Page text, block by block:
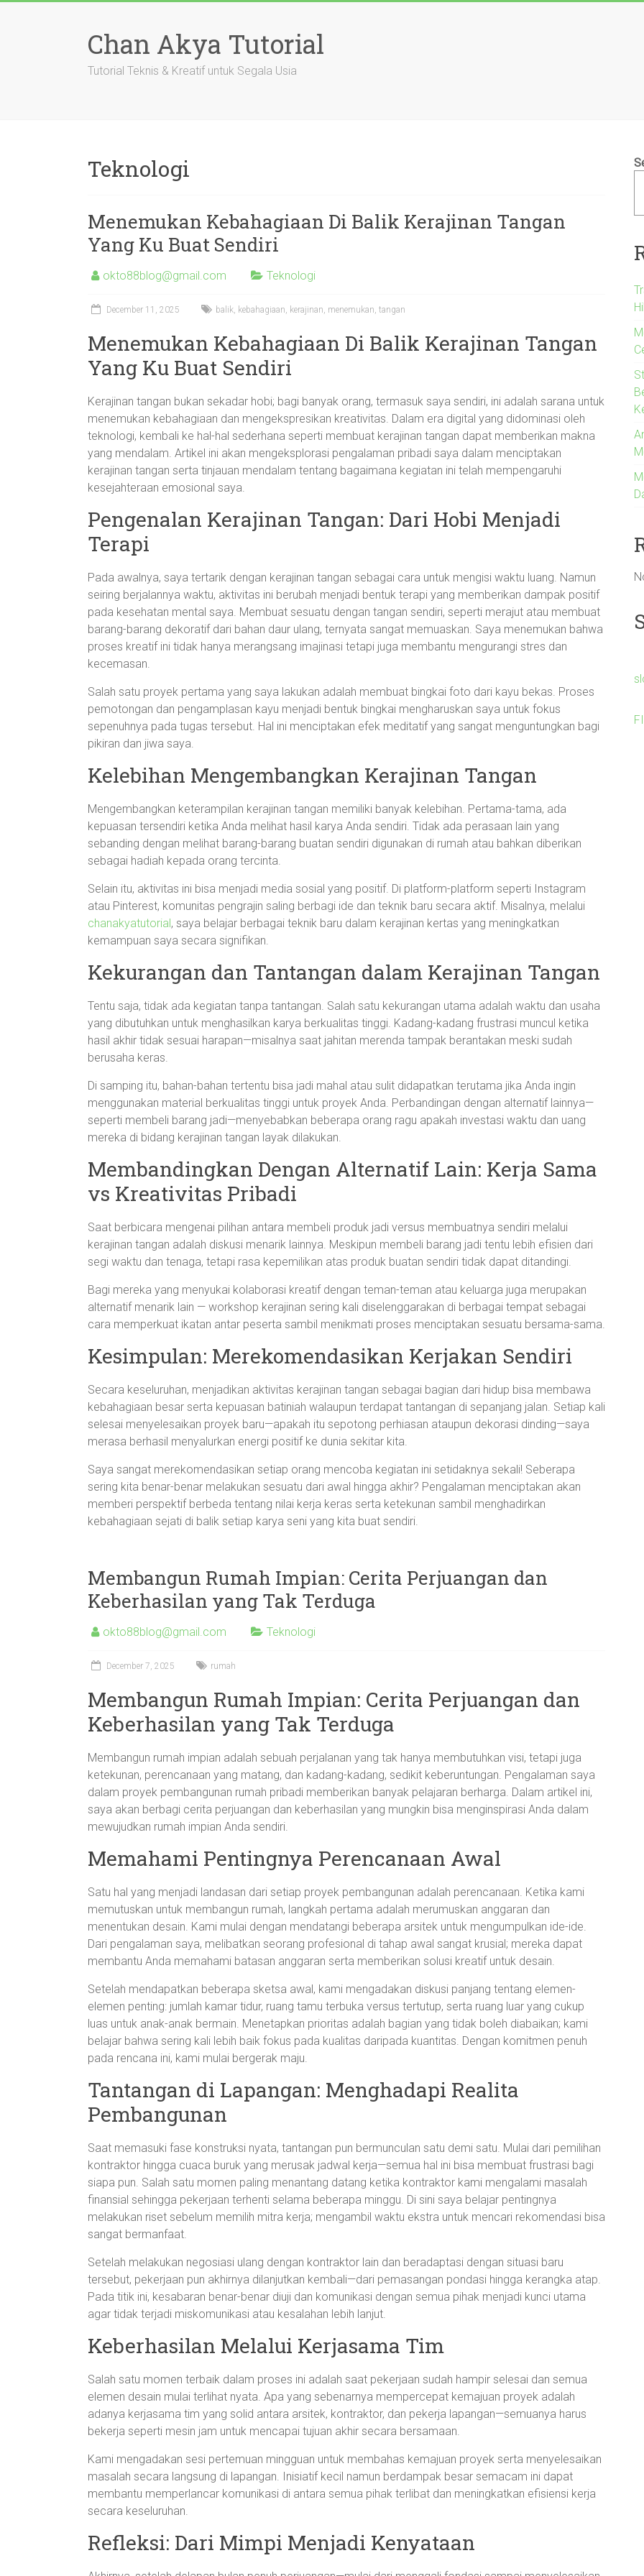
Chan Akya Tutorial
Tutorial Teknis & Kreatif untuk Segala Usia
Teknologi
Menemukan Kebahagiaan Di Balik Kerajinan Tangan
Yang Ku Buat Sendiri
okto88blog@gmail.com Teknologi
December 11, 2025 balik, kebahagiaan, kerajinan, menemukan, tangan
Menemukan Kebahagiaan Di Balik Kerajinan Tangan
Yang Ku Buat Sendiri
Kerajinan tangan bukan sekadar hobi; bagi banyak orang, termasuk saya sendiri, ini adalah sarana untuk
menemukan kebahagiaan dan mengekspresikan kreativitas. Dalam era digital yang didominasi oleh
teknologi, kembali ke hal-hal sederhana seperti membuat kerajinan tangan dapat memberikan makna
yang mendalam. Artikel ini akan mengeksplorasi pengalaman pribadi saya dalam menciptakan
kerajinan tangan serta tinjauan mendalam tentang bagaimana kegiatan ini telah mempengaruhi
kesejahteraan emosional saya.
Pengenalan Kerajinan Tangan: Dari Hobi Menjadi
Terapi
Pada awalnya, saya tertarik dengan kerajinan tangan sebagai cara untuk mengisi waktu luang. Namun
seiring berjalannya waktu, aktivitas ini berubah menjadi bentuk terapi yang memberikan dampak positif
pada kesehatan mental saya. Membuat sesuatu dengan tangan sendiri, seperti merajut atau membuat
barang-barang dekoratif dari bahan daur ulang, ternyata sangat memuaskan. Saya menemukan bahwa
proses kreatif ini tidak hanya merangsang imajinasi tetapi juga membantu mengurangi stres dan
kecemasan.
Salah satu proyek pertama yang saya lakukan adalah membuat bingkai foto dari kayu bekas. Proses
pemotongan dan pengamplasan kayu menjadi bentuk bingkai mengharuskan saya untuk fokus
sepenuhnya pada tugas tersebut. Hal ini menciptakan efek meditatif yang sangat menguntungkan bagi
pikiran dan jiwa saya.
Kelebihan Mengembangkan Kerajinan Tangan
Mengembangkan keterampilan kerajinan tangan memiliki banyak kelebihan. Pertama-tama, ada
kepuasan tersendiri ketika Anda melihat hasil karya Anda sendiri. Tidak ada perasaan lain yang
sebanding dengan melihat barang-barang buatan sendiri digunakan di rumah atau bahkan diberikan
sebagai hadiah kepada orang tercinta.
Selain itu, aktivitas ini bisa menjadi media sosial yang positif. Di platform-platform seperti Instagram
atau Pinterest, komunitas pengrajin saling berbagi ide dan teknik baru secara aktif. Misalnya, melalui
chanakyatutorial, saya belajar berbagai teknik baru dalam kerajinan kertas yang meningkatkan
kemampuan saya secara signifikan.
Kekurangan dan Tantangan dalam Kerajinan Tangan
Tentu saja, tidak ada kegiatan tanpa tantangan. Salah satu kekurangan utama adalah waktu dan usaha
yang dibutuhkan untuk menghasilkan karya berkualitas tinggi. Kadang-kadang frustrasi muncul ketika
hasil akhir tidak sesuai harapan—misalnya saat jahitan merenda tampak berantakan meski sudah
berusaha keras.
Di samping itu, bahan-bahan tertentu bisa jadi mahal atau sulit didapatkan terutama jika Anda ingin
menggunakan material berkualitas tinggi untuk proyek Anda. Perbandingan dengan alternatif lainnya—
seperti membeli barang jadi—menyebabkan beberapa orang ragu apakah investasi waktu dan uang
mereka di bidang kerajinan tangan layak dilakukan.
Membandingkan Dengan Alternatif Lain: Kerja Sama
vs Kreativitas Pribadi
Saat berbicara mengenai pilihan antara membeli produk jadi versus membuatnya sendiri melalui
kerajinan tangan adalah diskusi menarik lainnya. Meskipun membeli barang jadi tentu lebih efisien dari
segi waktu dan tenaga, tetapi rasa kepemilikan atas produk buatan sendiri tidak dapat ditandingi.
Bagi mereka yang menyukai kolaborasi kreatif dengan teman-teman atau keluarga juga merupakan
alternatif menarik lain — workshop kerajinan sering kali diselenggarakan di berbagai tempat sebagai
cara memperkuat ikatan antar peserta sambil menikmati proses menciptakan sesuatu bersama-sama.
Kesimpulan: Merekomendasikan Kerjakan Sendiri
Secara keseluruhan, menjadikan aktivitas kerajinan tangan sebagai bagian dari hidup bisa membawa
kebahagiaan besar serta kepuasan batiniah walaupun terdapat tantangan di sepanjang jalan. Setiap kali
selesai menyelesaikan proyek baru—apakah itu sepotong perhiasan ataupun dekorasi dinding—saya
merasa berhasil menyalurkan energi positif ke dunia sekitar kita.
Saya sangat merekomendasikan setiap orang mencoba kegiatan ini setidaknya sekali! Seberapa
sering kita benar-benar melakukan sesuatu dari awal hingga akhir? Pengalaman menciptakan akan
memberi perspektif berbeda tentang nilai kerja keras serta ketekunan sambil menghadirkan
kebahagiaan sejati di balik setiap karya seni yang kita buat sendiri.
Membangun Rumah Impian: Cerita Perjuangan dan
Keberhasilan yang Tak Terduga
okto88blog@gmail.com Teknologi
December 7, 2025 rumah
Membangun Rumah Impian: Cerita Perjuangan dan
Keberhasilan yang Tak Terduga
Membangun rumah impian adalah sebuah perjalanan yang tak hanya membutuhkan visi, tetapi juga
ketekunan, perencanaan yang matang, dan kadang-kadang, sedikit keberuntungan. Pengalaman saya
dalam proyek pembangunan rumah pribadi memberikan banyak pelajaran berharga. Dalam artikel ini,
saya akan berbagi cerita perjuangan dan keberhasilan yang mungkin bisa menginspirasi Anda dalam
mewujudkan rumah impian Anda sendiri.
Memahami Pentingnya Perencanaan Awal
Satu hal yang menjadi landasan dari setiap proyek pembangunan adalah perencanaan. Ketika kami
memutuskan untuk membangun rumah, langkah pertama adalah merumuskan anggaran dan
menentukan desain. Kami mulai dengan mendatangi beberapa arsitek untuk mengumpulkan ide-ide.
Dari pengalaman saya, melibatkan seorang profesional di tahap awal sangat krusial; mereka dapat
membantu Anda memahami batasan anggaran serta memberikan solusi kreatif untuk desain.
Setelah mendapatkan beberapa sketsa awal, kami mengadakan diskusi panjang tentang elemen-
elemen penting: jumlah kamar tidur, ruang tamu terbuka versus tertutup, serta ruang luar yang cukup
luas untuk anak-anak bermain. Menetapkan prioritas adalah bagian yang tidak boleh diabaikan; kami
belajar bahwa sering kali lebih baik fokus pada kualitas daripada kuantitas. Dengan komitmen penuh
pada rencana ini, kami mulai bergerak maju.
Tantangan di Lapangan: Menghadapi Realita
Pembangunan
Saat memasuki fase konstruksi nyata, tantangan pun bermunculan satu demi satu. Mulai dari pemilihan
kontraktor hingga cuaca buruk yang merusak jadwal kerja—semua hal ini bisa membuat frustrasi bagi
siapa pun. Salah satu momen paling menantang datang ketika kontraktor kami mengalami masalah
finansial sehingga pekerjaan terhenti selama beberapa minggu. Di sini saya belajar pentingnya
melakukan riset sebelum memilih mitra kerja; mengambil waktu ekstra untuk mencari rekomendasi bisa
sangat bermanfaat.
Setelah melakukan negosiasi ulang dengan kontraktor lain dan beradaptasi dengan situasi baru
tersebut, pekerjaan pun akhirnya dilanjutkan kembali—dari pemasangan pondasi hingga kerangka atap.
Pada titik ini, kesabaran benar-benar diuji dan komunikasi dengan semua pihak menjadi kunci utama
agar tidak terjadi miskomunikasi atau kesalahan lebih lanjut.
Keberhasilan Melalui Kerjasama Tim
Salah satu momen terbaik dalam proses ini adalah saat pekerjaan sudah hampir selesai dan semua
elemen desain mulai terlihat nyata. Apa yang sebenarnya mempercepat kemajuan proyek adalah
adanya kerjasama tim yang solid antara arsitek, kontraktor, dan pekerja lapangan—semuanya harus
bekerja seperti mesin jam untuk mencapai tujuan akhir secara bersamaan.
Kami mengadakan sesi pertemuan mingguan untuk membahas kemajuan proyek serta menyelesaikan
masalah secara langsung di lapangan. Inisiatif kecil namun berdampak besar semacam ini dapat
membantu memperlancar komunikasi di antara semua pihak terlibat dan meningkatkan efisiensi kerja
secara keseluruhan.
Refleksi: Dari Mimpi Menjadi Kenyataan